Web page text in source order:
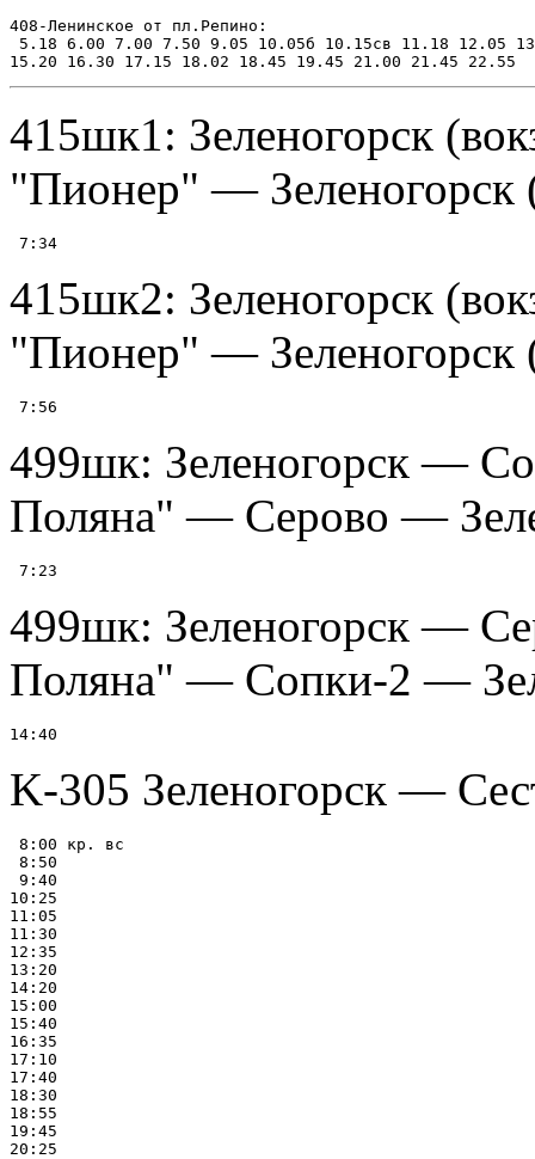
408-Ленинское от пл.Репино:
5.18 6.00 7.00 7.50 9.05 10.05б 10.15св 11.18 12.05
415шк1: Зеленогорск
"Пионер" — Зеленогорск
415шк2: Зеленогорск
"Пионер" — Зеленогорск
499шк: Зеленогорск —
Поляна" — Серово —
499шк: Зеленогорск —
Поляна" — Сопки-2 —
K-305 Зеленогорск —
8:00 кр. вс
8:50
9:40
10:25
11:05
11:30
12:35
13:20
14:20
15:00
15:40
16:35
17:10
17:40
18:30
18:55
19:45
20:25